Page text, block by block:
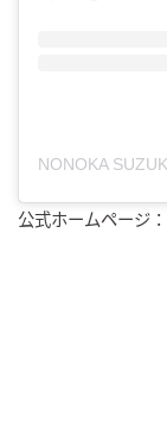
公式ホームページ：